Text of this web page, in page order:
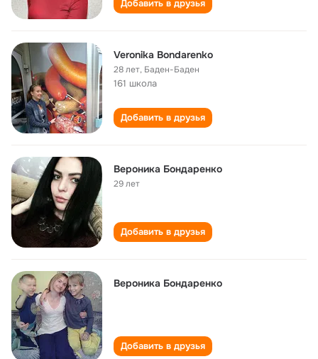
Добавить в друзья
Veronika Bondarenko
28 лет, Баден-Баден
161 школа
Добавить в друзья
Вероника Бондаренко
29 лет
Добавить в друзья
Вероника Бондаренко
Добавить в друзья